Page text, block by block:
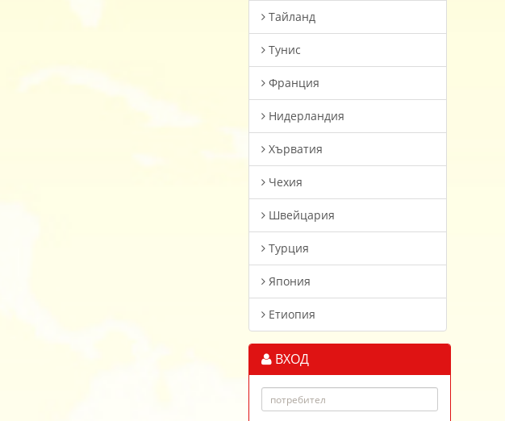
Тайланд
Тунис
Франция
Нидерландия
Хърватия
Чехия
Швейцария
Турция
Япония
Етиопия
ВХОД